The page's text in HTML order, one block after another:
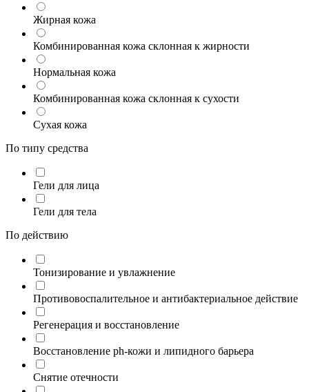
Жирная кожа
Комбинированная кожа склонная к жирности
Нормальная кожа
Комбинированная кожа склонная к сухости
Сухая кожа
По типу средства
Гели для лица
Гели для тела
По действию
Тонизирование и увлажнение
Противовоспалительное и антибактериальное действие
Регенерация и восстановление
Восстановление ph-кожи и липидного барьера
Снятие отечности